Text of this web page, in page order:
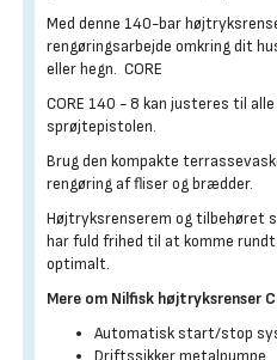
Med denne 140-bar
rengøringsarbejde omkring dit
eller hegn. CORE
CORE 140 - 8 kan justeres til
sprøjtepistolen.
Brug den kompakte
rengøring af fliser og brædder.
Højtryksrenserem og tilbehøret
har fuld frihed til at komme
optimalt.
Mere om Nilfisk højtryksrenser
Automatisk start/stop
Driftssikker metalpumpe